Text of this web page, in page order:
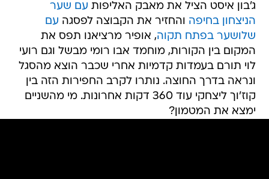
ג'בון איסט הציל את מאבק האליפות עם שער
הניצחון בחיפה והחזיר את הקבוצה לפסגה עם
שלושער בפתח תקוה, אופיר מרציאנו תפס את
המקום בין הקורות, מוחמד אבו רומי מבשל וגם רועי
לוי תורם בעמדות קדמיות אחרי שכבר הוצא מהסגל
ונראה בדרך החוצה. נותרו לקרב החפירות הזה בין
קוז'וך ליצחקי עוד 360 דקות אחרונות. מי מהשניים
ימצא את המטמון?